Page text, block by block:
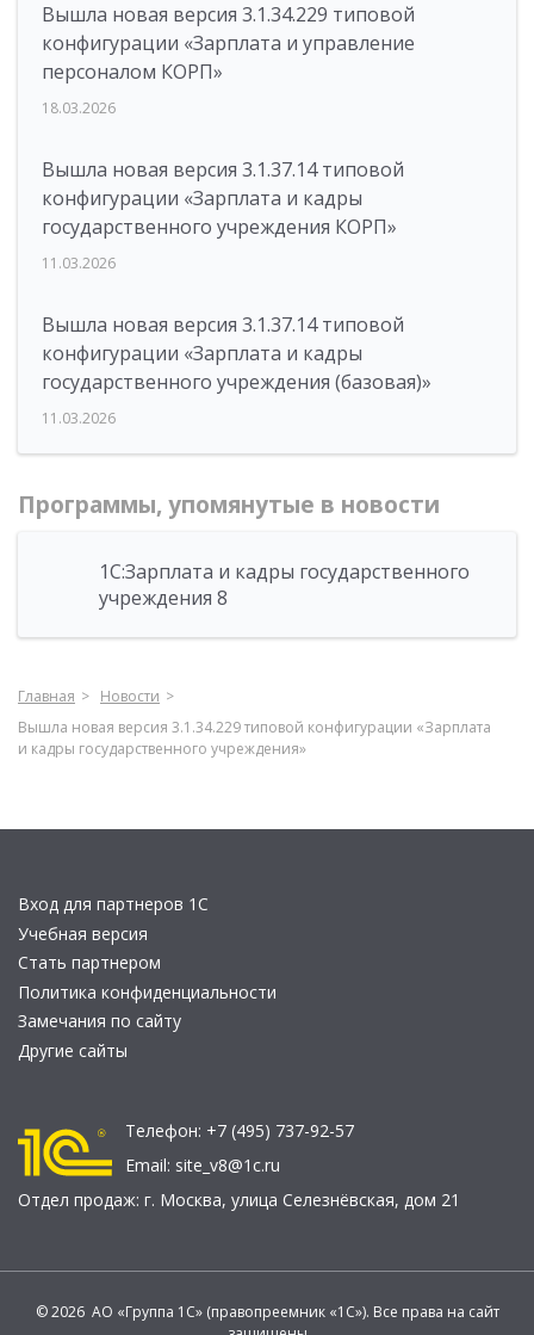
Вышла новая версия 3.1.34.229 типовой
конфигурации «Зарплата и управление
персоналом КОРП»
18.03.2026
Вышла новая версия 3.1.37.14 типовой
конфигурации «Зарплата и кадры
государственного учреждения КОРП»
11.03.2026
Вышла новая версия 3.1.37.14 типовой
конфигурации «Зарплата и кадры
государственного учреждения (базовая)»
11.03.2026
Программы, упомянутые в новости
1С:Зарплата и кадры государственного
учреждения 8
Главная
Новости
Вышла новая версия 3.1.34.229 типовой конфигурации «Зарплата
и кадры государственного учреждения»
Вход для партнеров 1С
Учебная версия
Стать партнером
Политика конфиденциальности
Замечания по сайту
Другие сайты
Телефон: +7 (495) 737-92-57
Email: site_v8@1c.ru
Отдел продаж: г. Москва, улица Селезнёвская, дом 21
© 2026 АО «Группа 1С» (правопреемник «1С»). Все права на сайт